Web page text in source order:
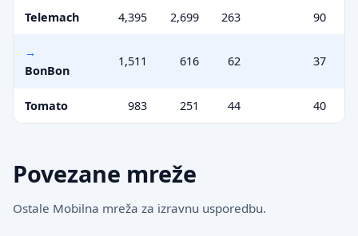
Telemach 4,395 2,699 263 90
BonBon
1,511 616 62 37
Tomato 983 251 44 40
Povezane mreže
Ostale Mobilna mreža za izravnu usporedbu.